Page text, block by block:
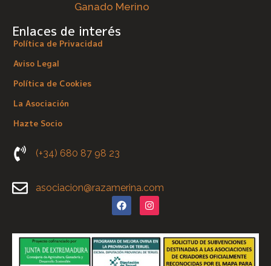
Ganado Merino
Enlaces de interés
Política de Privacidad
Aviso Legal
Política de Cookies
La Asociación
Hazte Socio
(+34) 680 87 98 23
asociacion@razamerina.com